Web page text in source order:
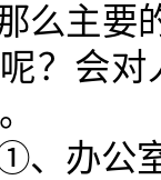
么主要
？会
、办公